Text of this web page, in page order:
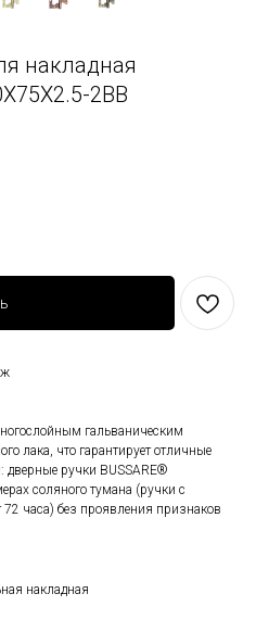
накладная
2BB
гальваническим
лака, что гарантирует отличные
дверные ручки BUSSARE®
соляного тумана (ручки с
часа) без проявления признаков
накладная